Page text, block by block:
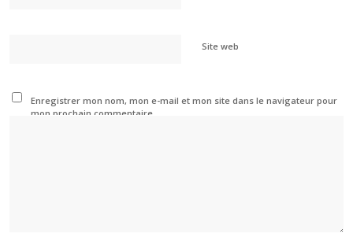
Site web
Enregistrer mon nom, mon e-mail et mon site dans le navigateur pour
mon prochain commentaire.